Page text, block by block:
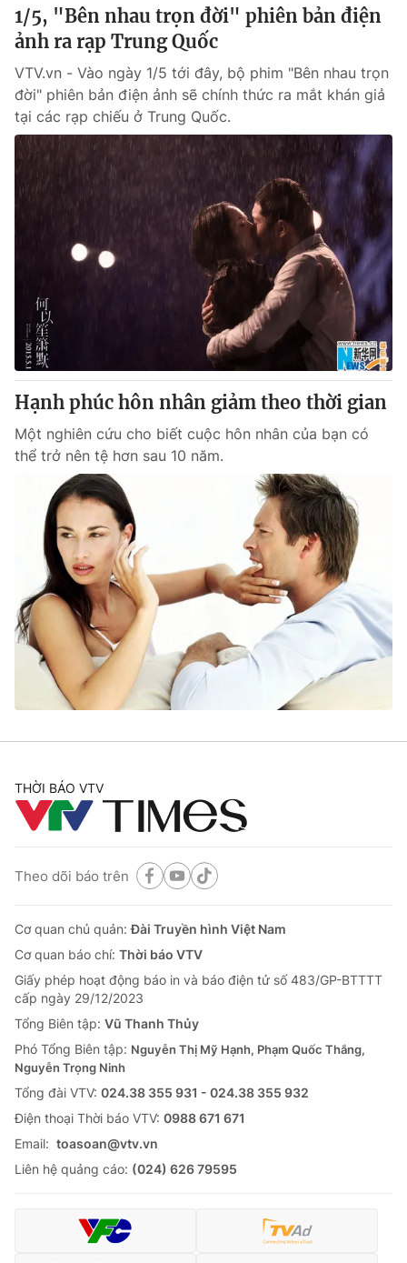
1/5, "Bên nhau trọn đời" phiên bản điện
ảnh ra rạp Trung Quốc
VTV.vn - Vào ngày 1/5 tới đây, bộ phim "Bên nhau trọn
đời" phiên bản điện ảnh sẽ chính thức ra mắt khán giả
tại các rạp chiếu ở Trung Quốc.
Hạnh phúc hôn nhân giảm theo thời gian
Một nghiên cứu cho biết cuộc hôn nhân của bạn có
thể trở nên tệ hơn sau 10 năm.
THỜI BÁO VTV
Theo dõi báo trên
Cơ quan chủ quản:Đài Truyền hình Việt Nam
Cơ quan báo chí: Thời báo VTV
Giấy phép hoạt động báo in và báo điện tử số 483/GP-BTTTT
cấp ngày 29/12/2023
Tổng Biên tập: Vũ Thanh Thủy
Phó Tổng Biên tập: Nguyễn Thị Mỹ Hạnh, Phạm Quốc Thắng,
Nguyễn Trọng Ninh
Tổng đài VTV: 024.38 355 931 - 024.38 355 932
Ðiện thoại Thời báo VTV: 0988 671 671
Email: toasoan@vtv.vn
Liên hệ quảng cáo: (024) 626 79595